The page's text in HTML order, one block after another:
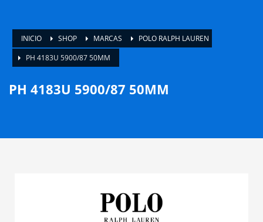
INICIO SHOP MARCAS
POLO RALPH LAUREN
PH 4183U 5900/87 50MM
PH 4183U 5900/87 50MM